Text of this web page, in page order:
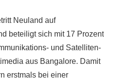
Neuland auf
beteiligt sich mit 17 Prozent
und Satelliten-
aus Bangalore. Damit
erstmals bei einer